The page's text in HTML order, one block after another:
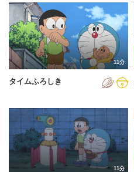
2024年
2025年
2026年
11分
タイムふろしき
11分